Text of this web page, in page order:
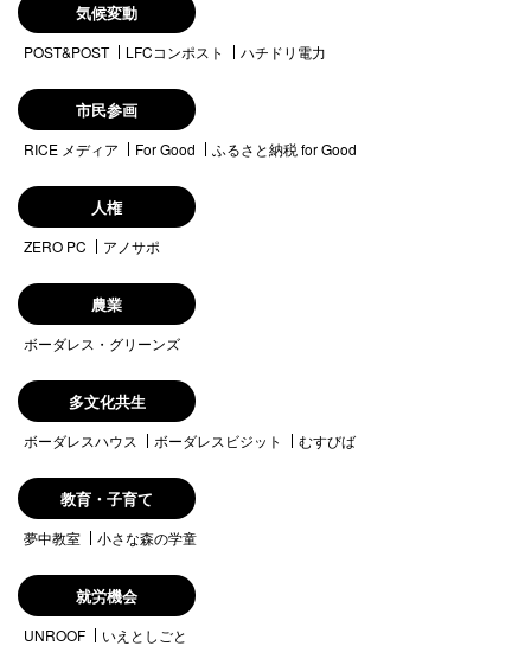
気候変動
POST&POST LFCコンポスト ハチドリ電力
市民参画
RICE メディア For Good ふるさと納税 for Good
人権
ZERO PC アノサポ
農業
ボーダレス・グリーンズ
多文化共生
ボーダレスハウス ボーダレスビジット むすびば
教育・子育て
夢中教室 小さな森の学童
就労機会
UNROOF いえとしごと